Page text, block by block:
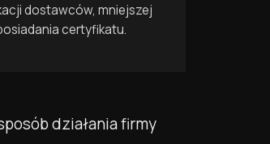
dostawców, mniejszej
certyfikatu.
działania firmy